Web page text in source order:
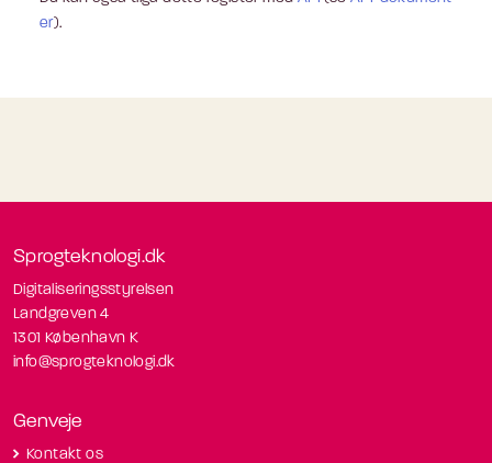
er).
Sprogteknologi.dk
Digitaliseringsstyrelsen
Landgreven 4
1301 København K
info@sprogteknologi.dk
Genveje
Kontakt os